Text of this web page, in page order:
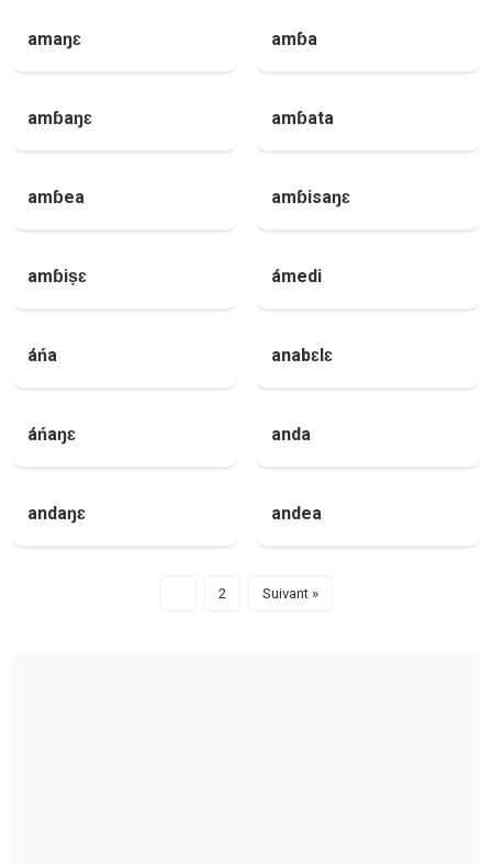
amaŋɛ amɓa
amɓaŋɛ amɓata
amɓea amɓisaŋɛ
amɓiṣɛ ámedi
áńa anabɛlɛ
áńaŋɛ anda
andaŋɛ andea
2 Suivant »